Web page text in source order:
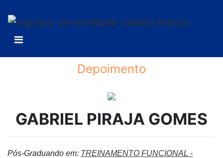
Depoimento
GABRIEL PIRAJA GOMES
Pós-Graduando em: TREINAMENTO FUNCIONAL -